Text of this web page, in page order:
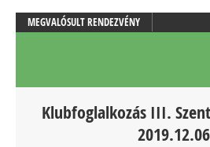
MEGVALÓSULT RENDEZVÉNY
Klubfoglalkozás III.